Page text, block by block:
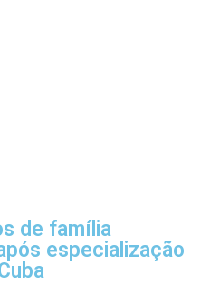
de família
especialização